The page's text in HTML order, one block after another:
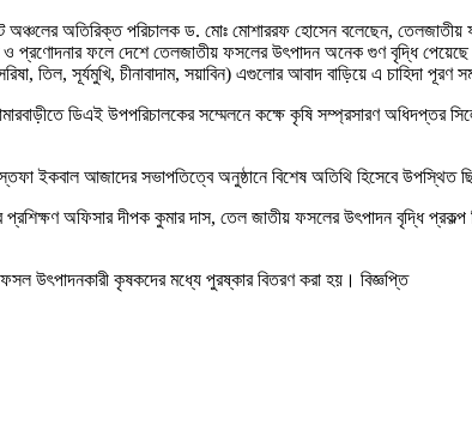
অতিরিক্ত পরিচালক ড. মোঃ মোশাররফ হোসেন বলেছেন, তেলজাতীয়
করে ও প্রণোদনার ফলে দেশে তেলজাতীয় ফসলের উৎপাদন অনেক গুণ বৃদ্ধি
তিল, সূর্যমুখি, চীনাবাদাম, সয়াবিন) এগুলোর আবাদ বাড়িয়ে এ চাহিদা
ডিএই উপপরিচালকের সম্মেলনে কক্ষে কৃষি সম্প্রসারণ
ইকবাল আজাদের সভাপতিত্বে অনুষ্ঠানে বিশেষ অতিথি হিসেবে উপস্থিত
অফিসার দীপক কুমার দাস, তেল জাতীয় ফসলের উৎপাদন বৃদ্ধি
উৎপাদনকারী কৃষকদের মধ্যে পুরষ্কার বিতরণ করা হয়। বিজ্ঞপ্তি